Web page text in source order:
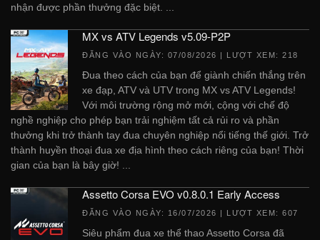
nhận được phần thưởng đặc biệt. ...
MX vs ATV Legends v5.09-P2P
ĐĂNG VÀO NGÀY: 07/08/2026 | LƯỢT XEM: 218
Đua theo cách của bạn để giành chiến thắng trên
xe đạp, ATV và UTV trong MX vs ATV Legends!
Với môi trường rộng mở mới, cộng với chế độ
nghề nghiệp cho phép bạn trải nghiệm tất cả rủi ro và phần
thưởng khi trở thành tay đua chuyên nghiệp nổi tiếng thế giới. Trở
thành huyền thoại đua xe địa hình theo cách riêng của bạn! Thời
gian của bạn là bây giờ! ...
Assetto Corsa EVO v0.8.0.1 Early Access
ĐĂNG VÀO NGÀY: 16/07/2026 | LƯỢT XEM: 607
Siêu phẩm đua xe thể thao Assetto Corsa đã